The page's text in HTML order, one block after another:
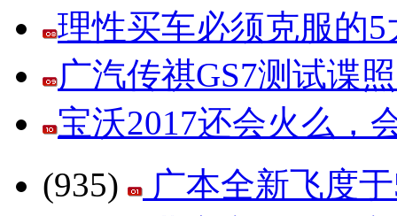
理性买车必须克服的5
广汽传祺GS7测试谍
宝沃2017还会火么，
(935)
广本全新飞度